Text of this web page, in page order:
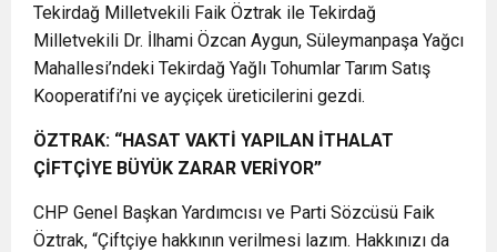
Tekirdağ Milletvekili Faik Öztrak ile Tekirdağ
Milletvekili Dr. İlhami Özcan Aygun, Süleymanpaşa Yağcı
Mahallesi’ndeki Tekirdağ Yağlı Tohumlar Tarım Satış
Kooperatifi’ni ve ayçiçek üreticilerini gezdi.
ÖZTRAK: “HASAT VAKTİ YAPILAN İTHALAT
ÇİFTÇİYE BÜYÜK ZARAR VERİYOR”
CHP Genel Başkan Yardımcısı ve Parti Sözcüsü Faik
Öztrak, “Çiftçiye hakkının verilmesi lazım. Hakkınızı da